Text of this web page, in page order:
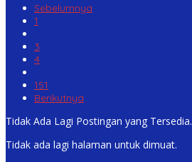
Sebelumnya
1
3
4
151
Berikutnya
Tidak Ada Lagi Postingan yang Tersedia.
Tidak ada lagi halaman untuk dimuat.